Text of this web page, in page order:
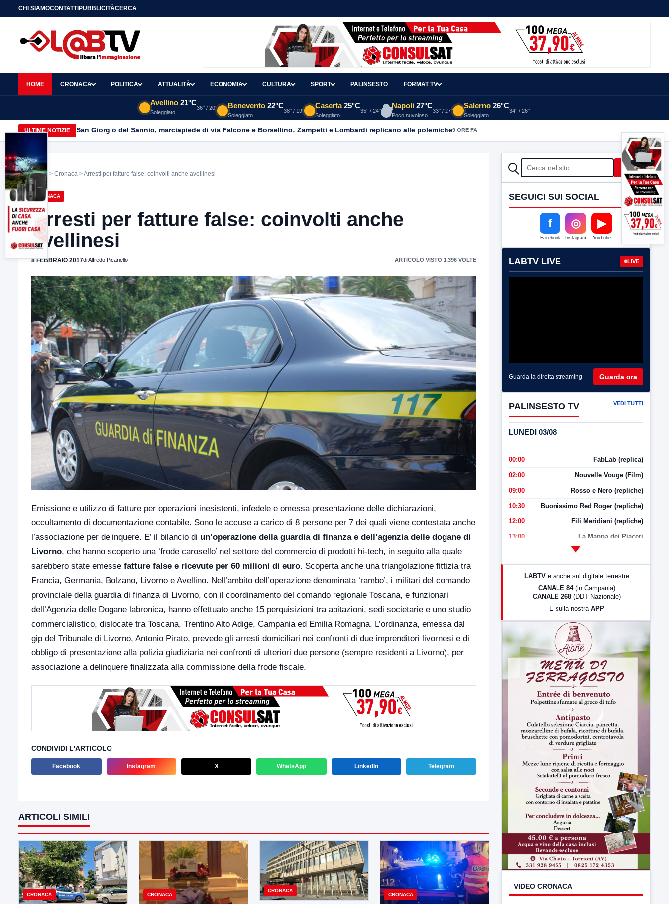
CHI SIAMOCONTATTIPUBBLICITÀCERCA
HOME CRONACA POLITICA ATTUALITÀ ECONOMIA CULTURA SPORT PALINSESTO FORMAT TV
Avellino 21°C
Soleggiato
36° / 20° Benevento 22°C
Soleggiato
38° / 19°
Caserta 25°C
Soleggiato
35° / 24°
Napoli 27°C
Poco nuvoloso
33° / 27°
Salerno 26°C
Soleggiato
34° / 26°
ULTIME NOTIZIE San Giorgio del Sannio, marciapiede di via Falcone e Borsellino: Zampetti e Lombardi replicano alle polemiche9 ORE FA
Home > Cronaca > Arresti per fatture false: coinvolti anche avellinesi
CRONACA
Arresti per fatture false: coinvolti anche
avellinesi
8 FEBBRAIO 2017di Alfredo Picariello ARTICOLO VISTO 1.396 VOLTE
Emissione e utilizzo di fatture per operazioni inesistenti, infedele e omessa presentazione delle dichiarazioni,
occultamento di documentazione contabile. Sono le accuse a carico di 8 persone per 7 dei quali viene contestata anche
l’associazione per delinquere. E’ il bilancio di un’operazione della guardia di finanza e dell’agenzia delle dogane di
Livorno, che hanno scoperto una ‘frode carosello’ nel settore del commercio di prodotti hi-tech, in seguito alla quale
sarebbero state emesse fatture false e ricevute per 60 milioni di euro. Scoperta anche una triangolazione fittizia tra
Francia, Germania, Bolzano, Livorno e Avellino. Nell’ambito dell’operazione denominata ‘rambo’, i militari del comando
provinciale della guardia di finanza di Livorno, con il coordinamento del comando regionale Toscana, e funzionari
dell’Agenzia delle Dogane labronica, hanno effettuato anche 15 perquisizioni tra abitazioni, sedi societarie e uno studio
commercialistico, dislocate tra Toscana, Trentino Alto Adige, Campania ed Emilia Romagna. L’ordinanza, emessa dal
gip del Tribunale di Livorno, Antonio Pirato, prevede gli arresti domiciliari nei confronti di due imprenditori livornesi e di
obbligo di presentazione alla polizia giudiziaria nei confronti di ulteriori due persone (sempre residenti a Livorno), per
associazione a delinquere finalizzata alla commissione della frode fiscale.
CONDIVIDI L'ARTICOLO
Facebook Instagram X WhatsApp LinkedIn Telegram
ARTICOLI SIMILI
CRONACA CRONACA
CRONACA
CRONACA
CERCA Cerca
SEGUICI SUI SOCIAL
f
Facebook
◎
Instagram
▶
YouTube
LABTV LIVE LIVE
Guarda la diretta streaming Guarda ora
PALINSESTO TV VEDI TUTTI
LUNEDI 03/08
00:00 FabLab (replica)
02:00 Nouvelle Vouge (Film)
09:00 Rosso e Nero (repliche)
10:30 Buonissimo Red Roger (repliche)
12:00 Fili Meridiani (repliche)
13:00 La Mappa dei Piaceri
LabNews (Diretta)
LabNews (replica)
LABTV e anche sul digitale terrestre
CANALE 84 (in Campania)
CANALE 268 (DDT Nazionale)
E sulla nostra APP
VIDEO CRONACA
TUTTI I VIDEO